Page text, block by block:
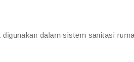
dalam sistem sanitasi